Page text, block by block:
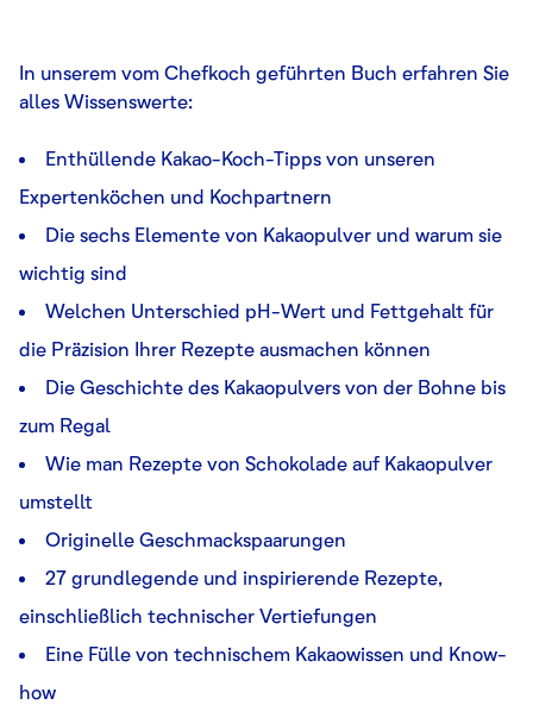
In unserem vom Chefkoch geführten Buch erfahren Sie
alles Wissenswerte:
Enthüllende Kakao-Koch-Tipps von unseren
Expertenköchen und Kochpartnern
Die sechs Elemente von Kakaopulver und warum sie
wichtig sind
Welchen Unterschied pH-Wert und Fettgehalt für
die Präzision Ihrer Rezepte ausmachen können
Die Geschichte des Kakaopulvers von der Bohne bis
zum Regal
Wie man Rezepte von Schokolade auf Kakaopulver
umstellt
Originelle Geschmackspaarungen
27 grundlegende und inspirierende Rezepte,
einschließlich technischer Vertiefungen
Eine Fülle von technischem Kakaowissen und Know-
how